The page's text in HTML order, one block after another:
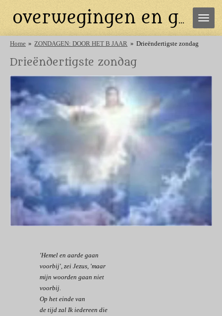
direct
de
overwegingen en gebeden
Home » ZONDAGEN: DOOR HET B JAAR » Drieëndertigste zondag
Drieëndertigste zondag
'Hemel en aarde gaan
voorbij', zei Jezus, 'maar
mijn woorden gaan niet
voorbij.
Op het einde van
de tijd zal Ik iedereen die